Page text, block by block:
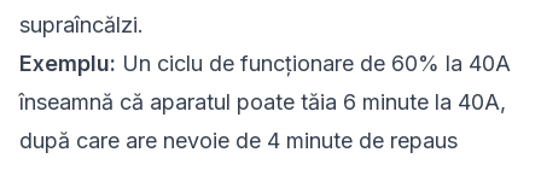
supraîncălzi.
Exemplu: Un ciclu de funcționare de 60% la 40A
înseamnă că aparatul poate tăia 6 minute la 40A,
după care are nevoie de 4 minute de repaus